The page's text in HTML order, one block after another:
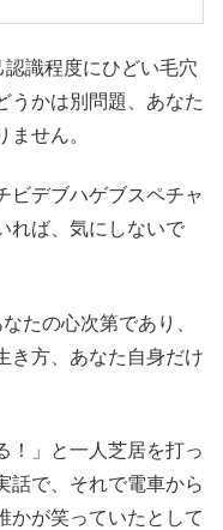
識程度にひどい毛穴
うかは別問題、あなた
せん。
ビデブハゲブスペチャ
れば、気にしないで
たの心次第であり、
き方、あなた自身だけ
！」と一人芝居を打っ
話で、それで電車から
かが笑っていたとして